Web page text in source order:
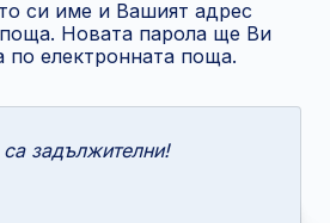
си име и Вашият адрес
Новата парола ще Ви
по електронната поща.
задължителни!